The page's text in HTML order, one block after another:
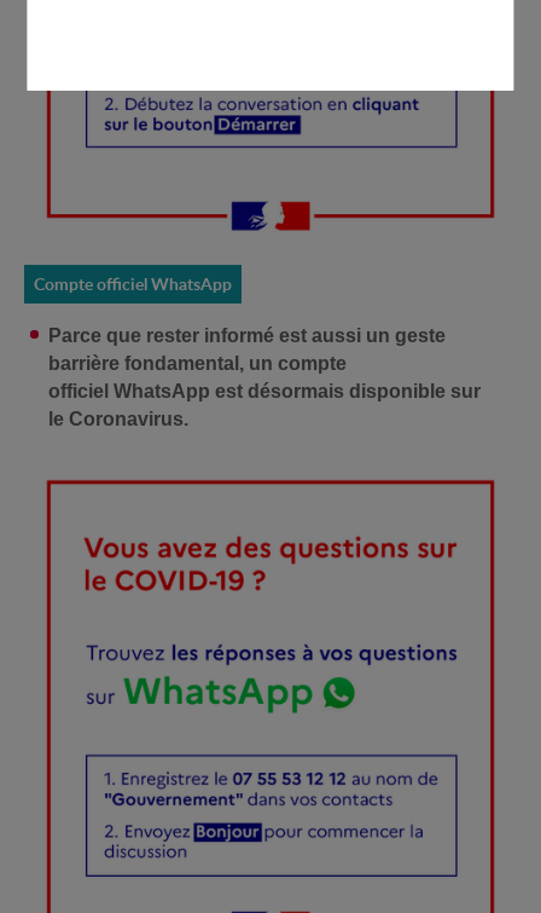
Compte officiel WhatsApp
Parce que rester informé est aussi un geste
barrière fondamental, un compte
officiel WhatsApp est désormais disponible sur
le Coronavirus.